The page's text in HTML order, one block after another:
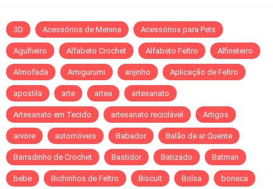
3D Acessórios de Menina Acessórios para Pets
Agulheiro Alfabeto Crochet Alfabeto Feltro Alfineteiro
Almofada Amigurumi anjinho Aplicação de Feltro
apostila arte artea artesanato
Artesanato em Tecido artesanato reciclável Artigos
arvore automóveis Babador Balão de ar Quente
Barradinho de Crochet Bastidor Batizado Batman
bebe Bichinhos de Feltro Biscuit Bolsa boneca